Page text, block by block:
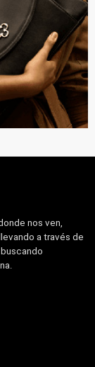
nos ven,
a través de